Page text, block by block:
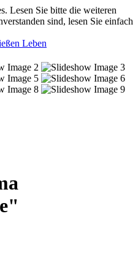
Lesen Sie bitte die weiteren
sind, lesen Sie einfach
Leben